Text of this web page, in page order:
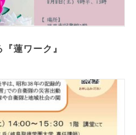
蓮ワーク』